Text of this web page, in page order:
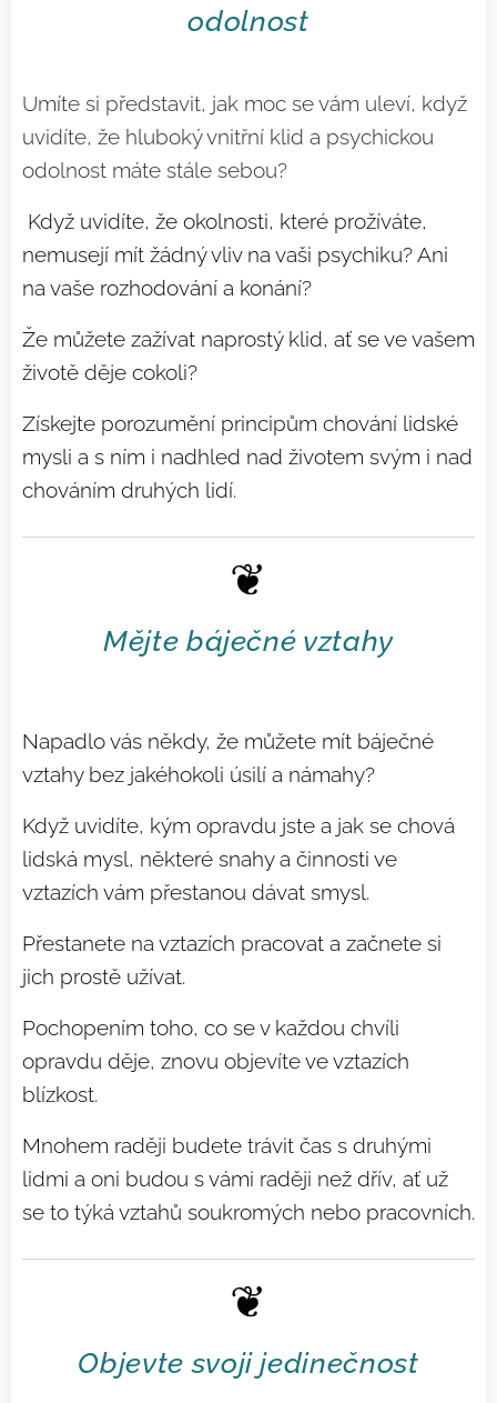
odolnost
Umíte si představit, jak moc se vám uleví, když
uvidíte, že hluboký vnitřní klid a psychickou
odolnost máte stále sebou?
Když uvidíte, že okolnosti, které prožíváte,
nemusejí mít žádný vliv na vaši psychiku? Ani
na vaše rozhodování a konání?
Že můžete zažívat naprostý klid, ať se ve vašem
životě děje cokoli?
Získejte porozumění principům chování lidské
mysli a s ním i nadhled nad životem svým i nad
chováním druhých lidí.
❦
Mějte báječné vztahy
Napadlo vás někdy, že můžete mít báječné
vztahy bez jakéhokoli úsilí a námahy?
Když uvidíte, kým opravdu jste a jak se chová
lidská mysl, některé snahy a činnosti ve
vztazích vám přestanou dávat smysl.
Přestanete na vztazích pracovat a začnete si
jich prostě užívat.
Pochopením toho, co se v každou chvíli
opravdu děje, znovu objevíte ve vztazích
blízkost.
Mnohem raději budete trávit čas s druhými
lidmi a oni budou s vámi raději než dřív, ať už
se to týká vztahů soukromých nebo pracovních.
❦
Objevte svoji jedinečnost